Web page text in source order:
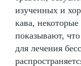
изученных и
кава,
показывают,
для лечения